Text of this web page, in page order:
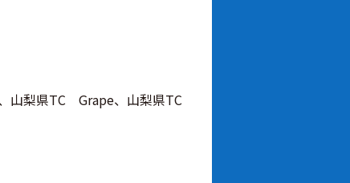
山梨県TC Grape、山梨県TC